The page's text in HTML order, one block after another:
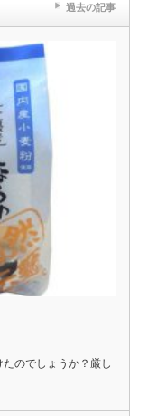
過去の記事
のでしょうか？厳し